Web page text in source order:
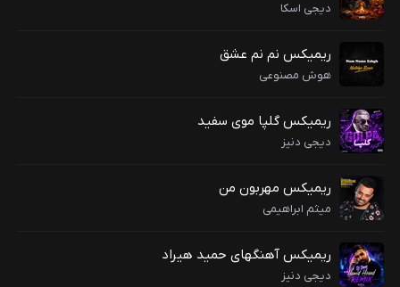
دیجی اسکا
ریمیکس نم نم عشق
هوش مصنوعی
ریمیکس گلپا موی سفید
دیجی دنیز
ریمیکس مهربون من
میثم ابراهیمی
ریمیکس آهنگهای حمید هیراد
دیجی دنیز